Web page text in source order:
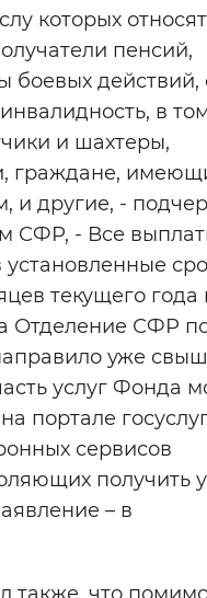
которых
пенсий,
боевых действий,
в
и шахтеры,
граждане,
и другие, -
СФР, - Все
текущего года
Отделение СФР
уже
услуг Фонда
портале
сервисов
получить
– в